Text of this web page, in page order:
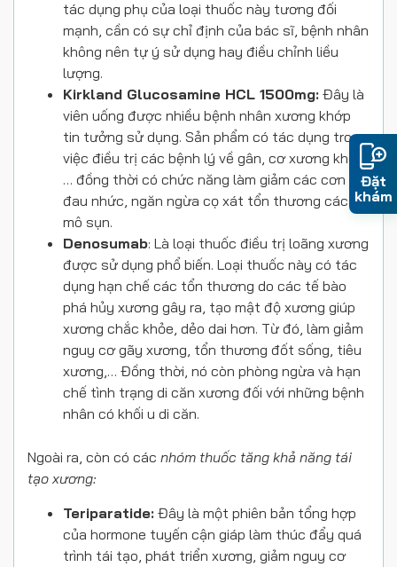
tác dụng phụ của loại thuốc này tương đối
mạnh, cần có sự chỉ định của bác sĩ, bệnh nhân
không nên tự ý sử dụng hay điều chỉnh liều
lượng.
Kirkland Glucosamine HCL 1500mg: Đây là
viên uống được nhiều bệnh nhân xương khớp
tin tưởng sử dụng. Sản phẩm có tác dụng trong
việc điều trị các bệnh lý về gân, cơ xương khớp,
… đồng thời có chức năng làm giảm các cơn
đau nhức, ngăn ngừa cọ xát tổn thương các
mô sụn.
Denosumab: Là loại thuốc điều trị loãng xương
được sử dụng phổ biến. Loại thuốc này có tác
dụng hạn chế các tổn thương do các tế bào
phá hủy xương gây ra, tạo mật độ xương giúp
xương chắc khỏe, dẻo dai hơn. Từ đó, làm giảm
nguy cơ gãy xương, tổn thương đốt sống, tiêu
xương,… Đồng thời, nó còn phòng ngừa và hạn
chế tình trạng di căn xương đối với những bệnh
nhân có khối u di căn.
Ngoài ra, còn có các nhóm thuốc tăng khả năng tái
tạo xương:
Teriparatide: Đây là một phiên bản tổng hợp
của hormone tuyến cận giáp làm thúc đẩy quá
trình tái tạo, phát triển xương, giảm nguy cơ
Đặt
khám